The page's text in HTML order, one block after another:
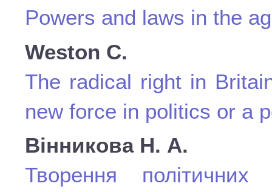
Powers and laws in the
Weston C.
The radical right in
new force in politics or a
Вінникова Н. А.
Творення